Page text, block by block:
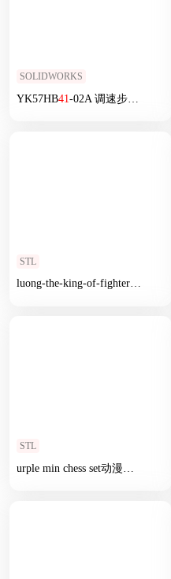
SOLIDWORKS
YK57HB41-02A 调速步进电机
STL
luong-the-king-of-fighters动漫
STL
urple min chess set动漫
人物